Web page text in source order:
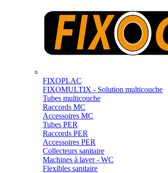
FIXOPLAC
FIXOMULTIX - Solution multicouche
Tubes multicouche
Raccords MC
Accessoires MC
Tubes PER
Raccords PER
Accessoires PER
Collecteurs sanitaire
Machines à laver - WC
Flexibles sanitaire